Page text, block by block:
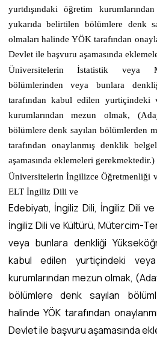
yurtdışındaki öğretim
yukarıda belirtilen bölümlere denk
olmaları halinde YÖK tarafından
Devlet ile başvuru aşamasında
Üniversitelerin İstatistik veya
bölümlerinden veya bunlara
tarafından kabul edilen yurtiçindeki
kurumlarından mezun olmak,
bölümlere denk sayılan bölümlerden
tarafından onaylanmış denklik
aşamasında eklemeleri gerekmektedir.)
Üniversitelerin İngilizce Öğretmenliği
ELT İngiliz Dili ve
Edebiyatı, İngiliz Dili, İngiliz Dili ve
İngiliz Dili ve Kültürü, Mütercim-
veya bunlara denkliği
kabul edilen yurtiçindeki veya
kurumlarından mezun olmak,
bölümlere denk sayılan
halinde YÖK tarafından
Devlet ile başvuru aşamasında